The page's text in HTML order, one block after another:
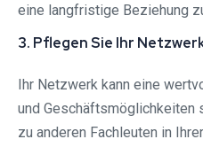
eine langfristige Beziehung
3. Pflegen Sie Ihr
Ihr Netzwerk kann eine
und Geschäftsmöglichkeiten
zu anderen Fachleuten in